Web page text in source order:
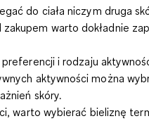
do ciała niczym druga
warto dokładnie
i rodzaju
aktywności można
skóry.
warto wybierać bieliznę